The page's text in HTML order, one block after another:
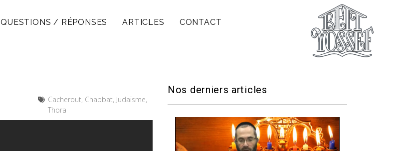
QUESTIONS / RÉPONSES ARTICLES CONTACT
Cacherout, Chabbat, Judaïsme,
Thora
Nos derniers articles